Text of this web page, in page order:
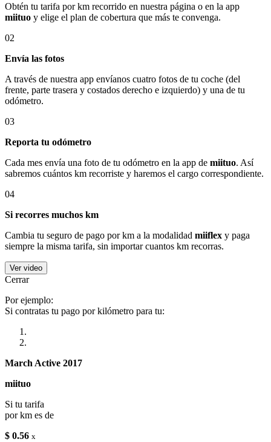
Obtén tu tarifa por km recorrido en nuestra página o en la app
miituo y elige el plan de cobertura que más te convenga.
02
Envía las fotos
A través de nuestra app envíanos cuatro fotos de tu coche (del
frente, parte trasera y costados derecho e izquierdo) y una de tu
odómetro.
03
Reporta tu odómetro
Cada mes envía una foto de tu odómetro en la app de miituo. Así
sabremos cuántos km recorriste y haremos el cargo correspondiente.
04
Si recorres muchos km
Cambia tu seguro de pago por km a la modalidad miiflex y paga
siempre la misma tarifa, sin importar cuantos km recorras.
Ver video
Cerrar
Por ejemplo:
Si contratas tu pago por kilómetro para tu:
March Active 2017
miituo
Si tu tarifa
por km es de
$ 0.56 x